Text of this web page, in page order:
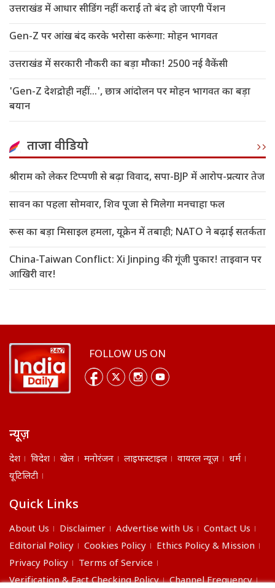
उत्तराखंड में आधार सीडिंग नहीं कराई तो बंद हो जाएगी पेंशन
Gen-Z पर आंख बंद करके भरोसा करूंगा: मोहन भागवत
उत्तराखंड में सरकारी नौकरी का बड़ा मौका! 2500 नई वैकेंसी
'Gen-Z देशद्रोही नहीं...', छात्र आंदोलन पर मोहन भागवत का बड़ा
बयान
ताजा वीडियो
श्रीराम को लेकर टिप्पणी से बढ़ा विवाद, सपा-BJP में आरोप-प्रत्यार तेज
सावन का पहला सोमवार, शिव पूजा से मिलेगा मनचाहा फल
रूस का बड़ा मिसाइल हमला, यूक्रेन में तबाही; NATO ने बढ़ाई सतर्कता
China-Taiwan Conflict: Xi Jinping की गूंजी पुकार! ताइवान पर
आखिरी वार!
FOLLOW US ON
न्यूज़
देश विदेश खेल मनोरंजन लाइफस्टाइल वायरल न्यूज़
धर्म
यूटिलिटी
Quick Links
About Us Disclaimer Advertise with Us
Contact Us
Editorial Policy
Cookies Policy
Ethics Policy & Mission
Privacy Policy
Terms of Service
Verification & Fact Checking Policy
Channel Frequency